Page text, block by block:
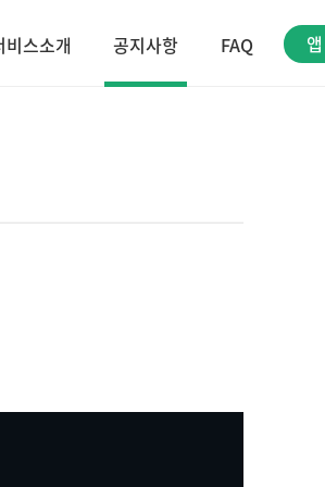
비스소개 공지사항 FAQ